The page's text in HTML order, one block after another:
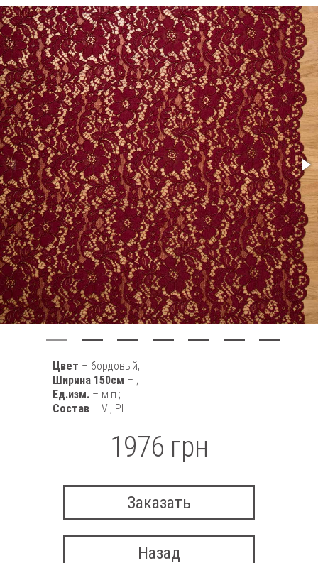
Цвет – бордовый;
Ширина 150см – ;
Ед.изм. – м.п.;
Состав – VI, PL
1976 грн
Заказать
Назад